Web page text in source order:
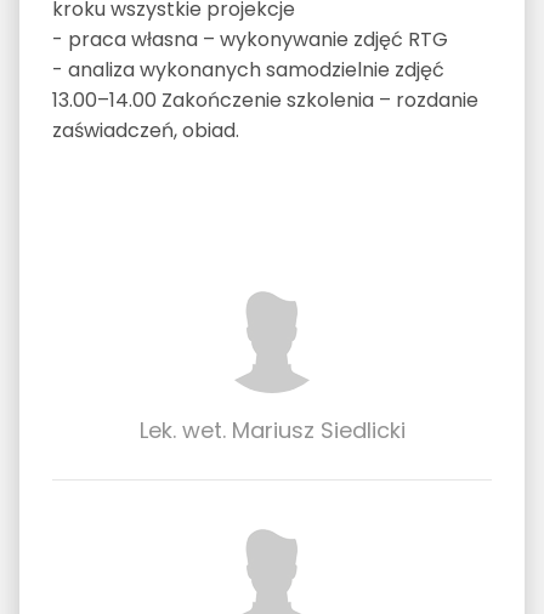
kroku wszystkie projekcje
- praca własna – wykonywanie zdjęć RTG
- analiza wykonanych samodzielnie zdjęć
13.00–14.00 Zakończenie szkolenia – rozdanie
zaświadczeń, obiad.
Lek. wet. Mariusz Siedlicki